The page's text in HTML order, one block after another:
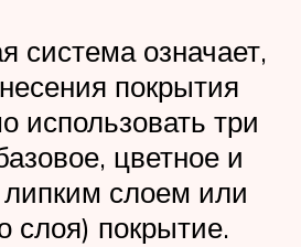
система означает,
покрытия
использовать три
цветное и
липким слоем или
слоя) покрытие.